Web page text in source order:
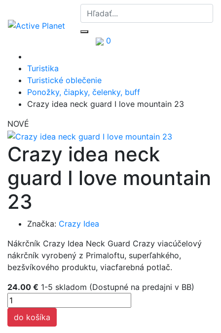
0
Turistika
Turistické oblečenie
Ponožky, čiapky, čelenky, buff
Crazy idea neck guard I love mountain 23
NOVÉ
Crazy idea neck
guard I love mountain
23
Značka: Crazy Idea
Nákrčník Crazy Idea Neck Guard Crazy viacúčelový
nákrčník vyrobený z Primaloftu, superľahkého,
bezšvíkového produktu, viacfarebná potlač.
24.00 € 1-5 skladom (Dostupné na predajni v BB)
do košíka